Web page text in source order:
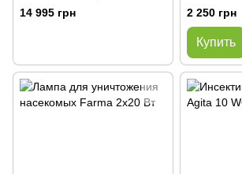
14 995 грн 2 250 грн
Купить